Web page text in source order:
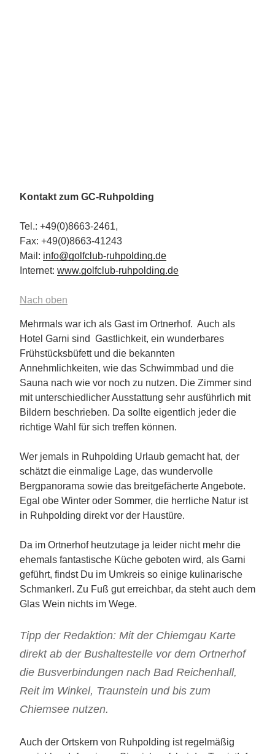
Kontakt zum GC-Ruhpolding
Tel.: +49(0)8663-2461,
Fax: +49(0)8663-41243
Mail: info@golfclub-ruhpolding.de
Internet: www.golfclub-ruhpolding.de
Nach oben
Mehrmals war ich als Gast im Ortnerhof. Auch als
Hotel Garni sind Gastlichkeit, ein wunderbares
Frühstücksbüfett und die bekannten
Annehmlichkeiten, wie das Schwimmbad und die
Sauna nach wie vor noch zu nutzen. Die Zimmer sind
mit unterschiedlicher Ausstattung sehr ausführlich mit
Bildern beschrieben. Da sollte eigentlich jeder die
richtige Wahl für sich treffen können.
Wer jemals in Ruhpolding Urlaub gemacht hat, der
schätzt die einmalige Lage, das wundervolle
Bergpanorama sowie das breitgefächerte Angebote.
Egal obe Winter oder Sommer, die herrliche Natur ist
in Ruhpolding direkt vor der Haustüre.
Da im Ortnerhof heutzutage ja leider nicht mehr die
ehemals fantastische Küche geboten wird, als Garni
geführt, findst Du im Umkreis so einige kulinarische
Schmankerl. Zu Fuß gut erreichbar, da steht auch dem
Glas Wein nichts im Wege.
Tipp der Redaktion: Mit der Chiemgau Karte
direkt ab der Bushaltestelle vor dem Ortnerhof
die Busverbindungen nach Bad Reichenhall,
Reit im Winkel, Traunstein und bis zum
Chiemsee nutzen.
Auch der Ortskern von Ruhpolding ist regelmäßig